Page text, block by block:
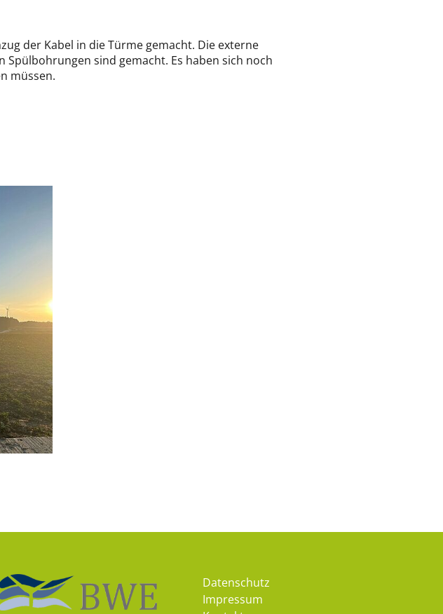
der Kabel in die Türme gemacht. Die externe
Spülbohrungen sind gemacht. Es haben sich noch
müssen.
Datenschutz
Impressum